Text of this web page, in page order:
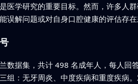
医学研究的重要目标。然而，许多人
误解问题或对自身口腔健康的评估存
数据集，共计 498 名成年人，每人
组：无牙周炎、中度疾病和重度疾